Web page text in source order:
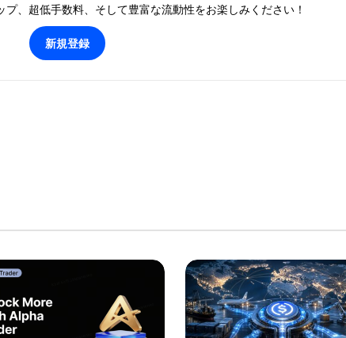
、超低手数料、そして豊富な流動性をお楽しみください！
新規登録